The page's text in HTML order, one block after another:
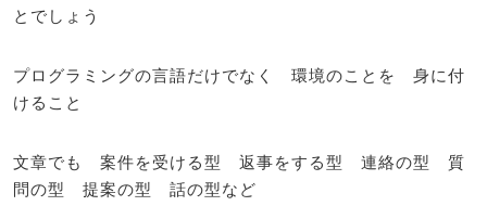
とでしょう
プログラミングの言語だけでなく 環境のことを 身に付
けること
文章でも 案件を受ける型 返事をする型 連絡の型 質
問の型 提案の型 話の型など